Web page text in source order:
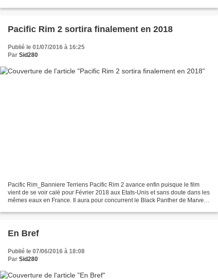
Pacific Rim 2 sortira finalement en 2018
Publié le 01/07/2016 à 16:25
Par Sid280
Pacific Rim_Banniere Terriens Pacific Rim 2 avance enfin puisque le film
vient de se voir calé pour Février 2018 aux Etats-Unis et sans doute dans les
mêmes eaux en France. Il aura pour concurrent le Black Panther de Marvel
En Bref
Publié le 07/06/2016 à 18:08
Par Sid280